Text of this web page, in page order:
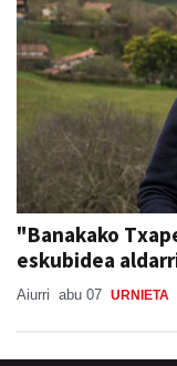
"Banakako
eskubidea
Aiurri abu 07 URNIETA